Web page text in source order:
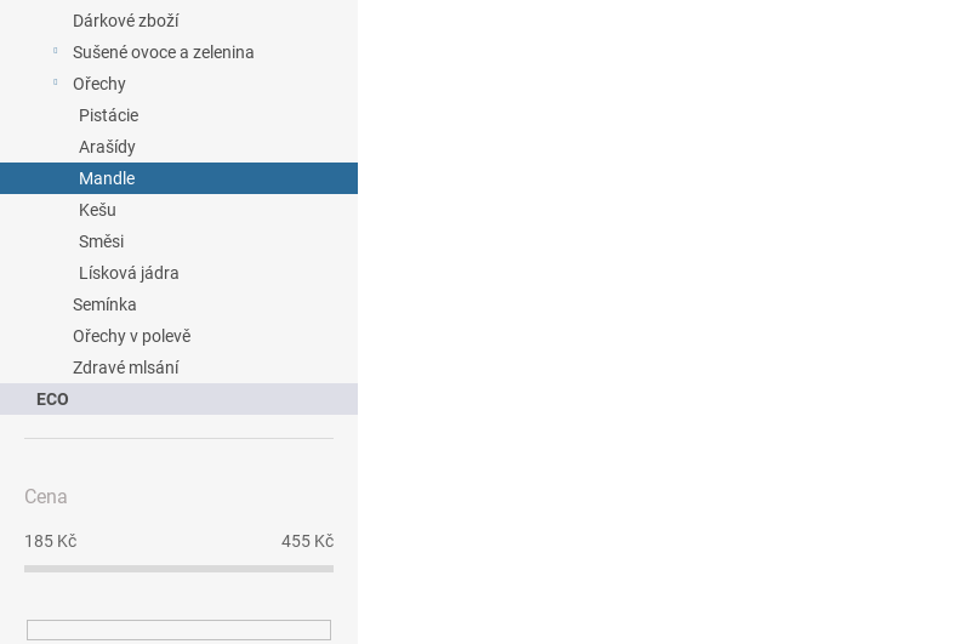
Dárkové zboží
Sušené ovoce a zelenina
Ořechy
Pistácie
Arašídy
Mandle
Kešu
Směsi
Lísková jádra
Semínka
Ořechy v polevě
Zdravé mlsání
ECO
Cena
185 Kč 455 Kč